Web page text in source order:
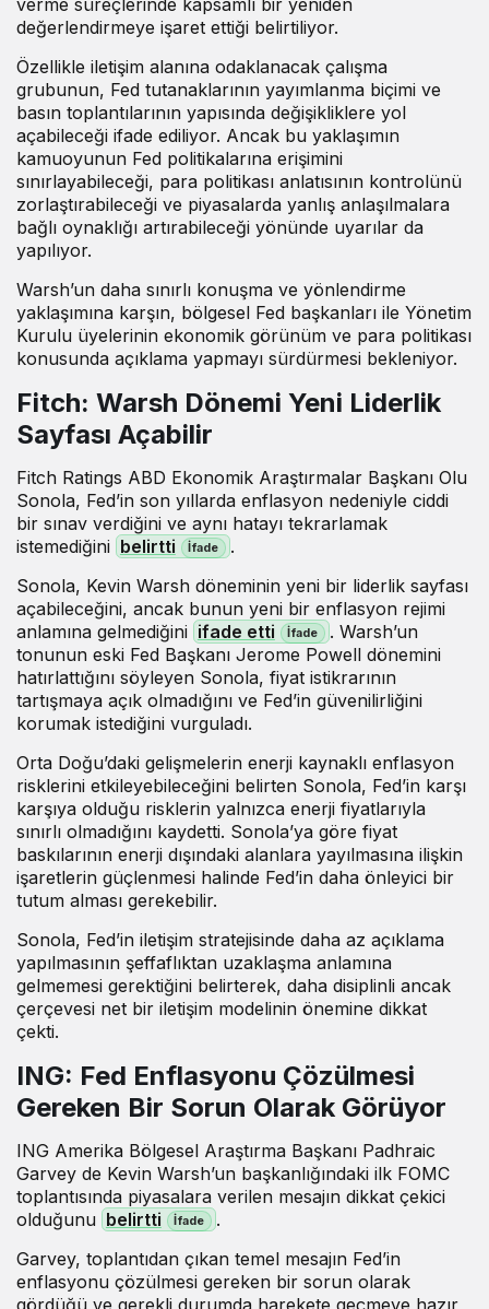
değerlendirmeye işaret ettiği belirtiliyor.
Özellikle iletişim alanına odaklanacak çalışma
grubunun, Fed tutanaklarının yayımlanma biçimi ve
basın toplantılarının yapısında değişikliklere yol
açabileceği ifade ediliyor. Ancak bu yaklaşımın
kamuoyunun Fed politikalarına erişimini
sınırlayabileceği, para politikası anlatısının kontrolünü
zorlaştırabileceği ve piyasalarda yanlış anlaşılmalara
bağlı oynaklığı artırabileceği yönünde uyarılar da
yapılıyor.
Warsh’un daha sınırlı konuşma ve yönlendirme
yaklaşımına karşın, bölgesel Fed başkanları ile Yönetim
Kurulu üyelerinin ekonomik görünüm ve para politikası
konusunda açıklama yapmayı sürdürmesi bekleniyor.
Fitch: Warsh Dönemi Yeni Liderlik
Sayfası Açabilir
Fitch Ratings ABD Ekonomik Araştırmalar Başkanı Olu
Sonola, Fed’in son yıllarda enflasyon nedeniyle ciddi
bir sınav verdiğini ve aynı hatayı tekrarlamak
istemediğini belirtti
.
Sonola, Kevin Warsh döneminin yeni bir liderlik sayfası
açabileceğini, ancak bunun yeni bir enflasyon rejimi
anlamına gelmediğini ifade etti
. Warsh’un
tonunun eski Fed Başkanı Jerome Powell dönemini
hatırlattığını söyleyen Sonola, fiyat istikrarının
tartışmaya açık olmadığını ve Fed’in güvenilirliğini
korumak istediğini vurguladı.
Orta Doğu’daki gelişmelerin enerji kaynaklı enflasyon
risklerini etkileyebileceğini belirten Sonola, Fed’in karşı
karşıya olduğu risklerin yalnızca enerji fiyatlarıyla
sınırlı olmadığını kaydetti. Sonola’ya göre fiyat
baskılarının enerji dışındaki alanlara yayılmasına ilişkin
işaretlerin güçlenmesi halinde Fed’in daha önleyici bir
tutum alması gerekebilir.
Sonola, Fed’in iletişim stratejisinde daha az açıklama
yapılmasının şeffaflıktan uzaklaşma anlamına
gelmemesi gerektiğini belirterek, daha disiplinli ancak
çerçevesi net bir iletişim modelinin önemine dikkat
çekti.
ING: Fed Enflasyonu Çözülmesi
Gereken Bir Sorun Olarak Görüyor
ING Amerika Bölgesel Araştırma Başkanı Padhraic
Garvey de Kevin Warsh’un başkanlığındaki ilk FOMC
toplantısında piyasalara verilen mesajın dikkat çekici
olduğunu belirtti
.
Garvey, toplantıdan çıkan temel mesajın Fed’in
enflasyonu çözülmesi gereken bir sorun olarak
gördüğü ve gerekli durumda harekete geçmeye hazır